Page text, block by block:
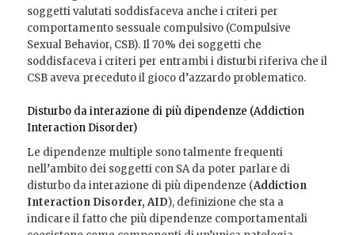
soggetti valutati soddisfaceva anche i criteri per
comportamento sessuale compulsivo (Compulsive
Sexual Behavior, CSB). Il 70% dei soggetti che
soddisfaceva i criteri per entrambi i disturbi riferiva che il
CSB aveva preceduto il gioco d’azzardo problematico.
Disturbo da interazione di più dipendenze (Addiction
Interaction Disorder)
Le dipendenze multiple sono talmente frequenti
nell’ambito dei soggetti con SA da poter parlare di
disturbo da interazione di più dipendenze (Addiction
Interaction Disorder, AID), definizione che sta a
indicare il fatto che più dipendenze comportamentali